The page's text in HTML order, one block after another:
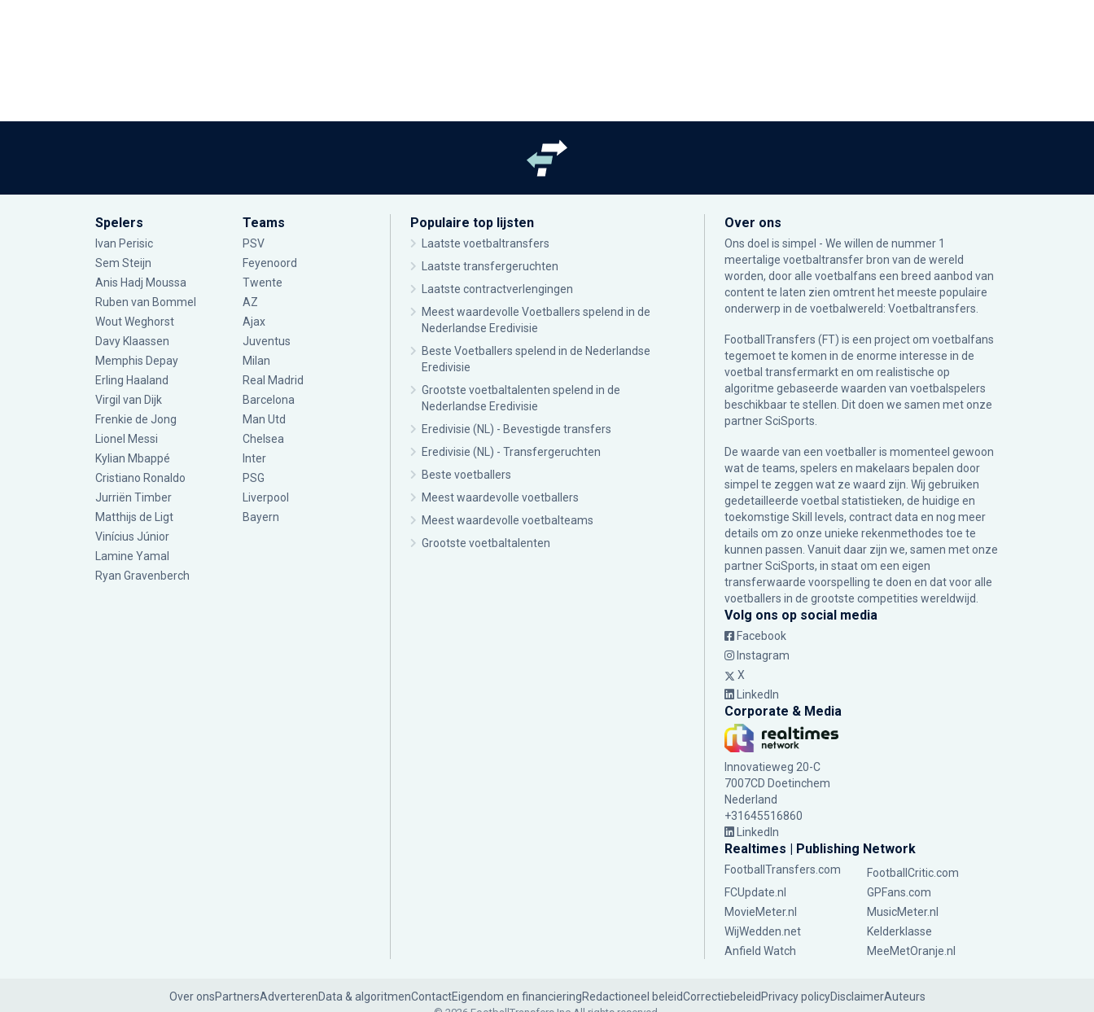
Spelers
Ivan Perisic
Sem Steijn
Anis Hadj Moussa
Ruben van Bommel
Wout Weghorst
Davy Klaassen
Memphis Depay
Erling Haaland
Virgil van Dijk
Frenkie de Jong
Lionel Messi
Kylian Mbappé
Cristiano Ronaldo
Jurriën Timber
Matthijs de Ligt
Vinícius Júnior
Lamine Yamal
Ryan Gravenberch
Teams
PSV
Feyenoord
Twente
AZ
Ajax
Juventus
Milan
Real Madrid
Barcelona
Man Utd
Chelsea
Inter
PSG
Liverpool
Bayern
Populaire top lijsten
Laatste voetbaltransfers
Laatste transfergeruchten
Laatste contractverlengingen
Meest waardevolle Voetballers spelend in de
Nederlandse Eredivisie
Beste Voetballers spelend in de Nederlandse
Eredivisie
Grootste voetbaltalenten spelend in de
Nederlandse Eredivisie
Eredivisie (NL) - Bevestigde transfers
Eredivisie (NL) - Transfergeruchten
Beste voetballers
Meest waardevolle voetballers
Meest waardevolle voetbalteams
Grootste voetbaltalenten
Over ons
Ons doel is simpel - We willen de nummer 1
meertalige voetbaltransfer bron van de wereld
worden, door alle voetbalfans een breed aanbod van
content te laten zien omtrent het meeste populaire
onderwerp in de voetbalwereld: Voetbaltransfers.
FootballTransfers (FT) is een project om voetbalfans
tegemoet te komen in de enorme interesse in de
voetbal transfermarkt en om realistische op
algoritme gebaseerde waarden van voetbalspelers
beschikbaar te stellen. Dit doen we samen met onze
partnerSciSports
De waarde van een voetballer is momenteel gewoon
wat de teams, spelers en makelaars bepalen door
simpel te zeggen wat ze waard zijn. Wij gebruiken
gedetailleerde voetbal statistieken, de huidige en
toekomstige Skill levels, contract data en nog meer
details om zo onze unieke rekenmethodes toe te
kunnen passen. Vanuit daar zijn we, samen met onze
partner SciSports, in staat om een eigen
transferwaarde voorspelling te doen en dat voor alle
voetballers in de grootste competities wereldwijd.
Volg ons op social media
Facebook
Instagram
X
LinkedIn
Corporate & Media
Innovatieweg 20-C
7007CD Doetinchem
Nederland
+31645516860
LinkedIn
Realtimes | Publishing Network
FootballTransfers.com
FootballCritic.com
FCUpdate.nl
GPFans.com
MovieMeter.nl
MusicMeter.nl
WijWedden.net
Kelderklasse
Anfield Watch
MeeMetOranje.nl
Over onsPartnersAdverterenData & algoritmenContactEigendom en financieringRedactioneel beleidCorrectiebeleid Privacy policyDisclaimerAuteurs